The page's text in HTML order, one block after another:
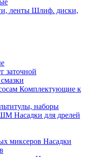
Шлиф. диски,
заточной
Комплектующие к
наборы
Насадки для дрелей
Насадки